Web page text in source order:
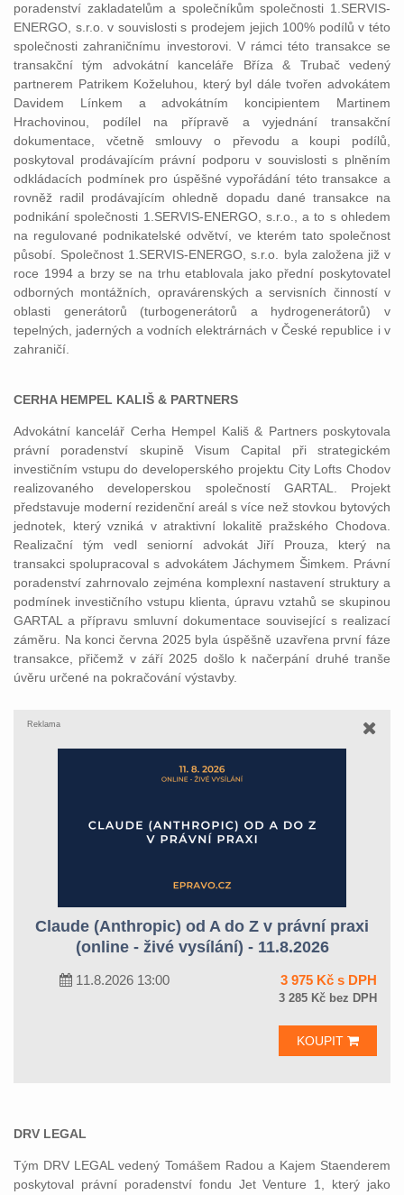
poradenství zakladatelům a společníkům společnosti 1.SERVIS-
ENERGO, s.r.o. v souvislosti s prodejem jejich 100% podílů v této
společnosti zahraničnímu investorovi. V rámci této transakce se
transakční tým advokátní kanceláře Bříza & Trubač vedený
partnerem Patrikem Koželuhou, který byl dále tvořen advokátem
Davidem Línkem a advokátním koncipientem Martinem
Hrachovinou, podílel na přípravě a vyjednání transakční
dokumentace, včetně smlouvy o převodu a koupi podílů,
poskytoval prodávajícím právní podporu v souvislosti s plněním
odkládacích podmínek pro úspěšné vypořádání této transakce a
rovněž radil prodávajícím ohledně dopadu dané transakce na
podnikání společnosti 1.SERVIS-ENERGO, s.r.o., a to s ohledem
na regulované podnikatelské odvětví, ve kterém tato společnost
působí. Společnost 1.SERVIS-ENERGO, s.r.o. byla založena již v
roce 1994 a brzy se na trhu etablovala jako přední poskytovatel
odborných montážních, opravárenských a servisních činností v
oblasti generátorů (turbogenerátorů a hydrogenerátorů) v
tepelných, jaderných a vodních elektrárnách v České republice i v
zahraničí.
CERHA HEMPEL KALIŠ & PARTNERS
Advokátní kancelář Cerha Hempel Kališ & Partners poskytovala
právní poradenství skupině Visum Capital při strategickém
investičním vstupu do developerského projektu City Lofts Chodov
realizovaného developerskou společností GARTAL. Projekt
představuje moderní rezidenční areál s více než stovkou bytových
jednotek, který vzniká v atraktivní lokalitě pražského Chodova.
Realizační tým vedl seniorní advokát Jiří Prouza, který na
transakci spolupracoval s advokátem Jáchymem Šimkem. Právní
poradenství zahrnovalo zejména komplexní nastavení struktury a
podmínek investičního vstupu klienta, úpravu vztahů se skupinou
GARTAL a přípravu smluvní dokumentace související s realizací
záměru. Na konci června 2025 byla úspěšně uzavřena první fáze
transakce, přičemž v září 2025 došlo k načerpání druhé tranše
úvěru určené na pokračování výstavby.
Reklama
Claude (Anthropic) od A do Z v právní praxi
(online - živé vysílání) - 11.8.2026
11.8.2026 13:00 3 975 Kč s DPH
3 285 Kč bez DPH
KOUPIT
DRV LEGAL
Tým DRV LEGAL vedený Tomášem Radou a Kajem Staenderem
poskytoval právní poradenství fondu Jet Venture 1, který jako